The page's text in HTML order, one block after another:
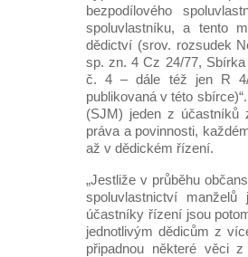
bezpodílového
spoluvlastníku, a tento
dědictví (srov. rozsudek
sp. zn. 4 Cz 24/77,
č. 4 – dále též jen R 4/
publikovaná v této
(SJM) jeden z účastníků
práva a povinnosti,
až v dědickém řízení.
„Jestliže v průběhu
spoluvlastnictví
účastníky řízení jsou
jednotlivým dědicům z
připadnou některé věci z